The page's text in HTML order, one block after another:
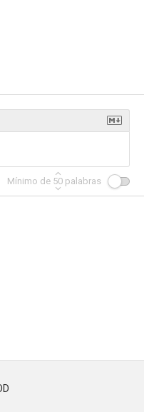
Mínimo de 50 palabras